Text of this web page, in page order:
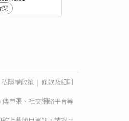
樂
私隱權政策 | 條款及細則
單張、社交網絡平台等